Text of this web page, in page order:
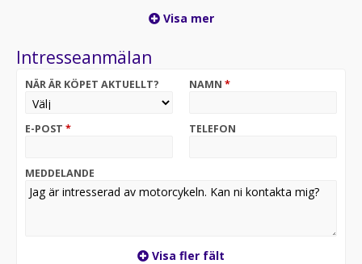
LCD display TCS antispinn, .
795mm i sitthöjd.
mellanklasskörkort mot en kostnad.
5 års garanti.
MT07 Z650
Visa mer
Intresseanmälan
NÄR ÄR KÖPET AKTUELLT? NAMN *
E-POST * TELEFON
MEDDELANDE
Visa fler fält